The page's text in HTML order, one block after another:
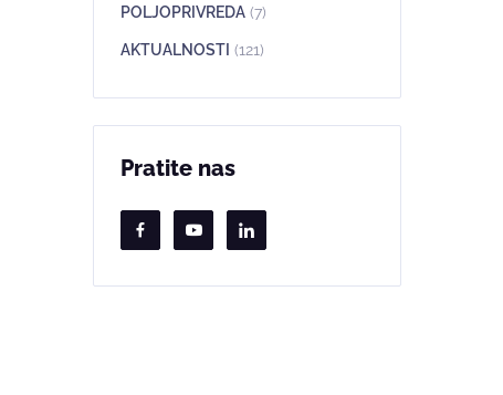
POLJOPRIVREDA (7)
AKTUALNOSTI (121)
Pratite nas